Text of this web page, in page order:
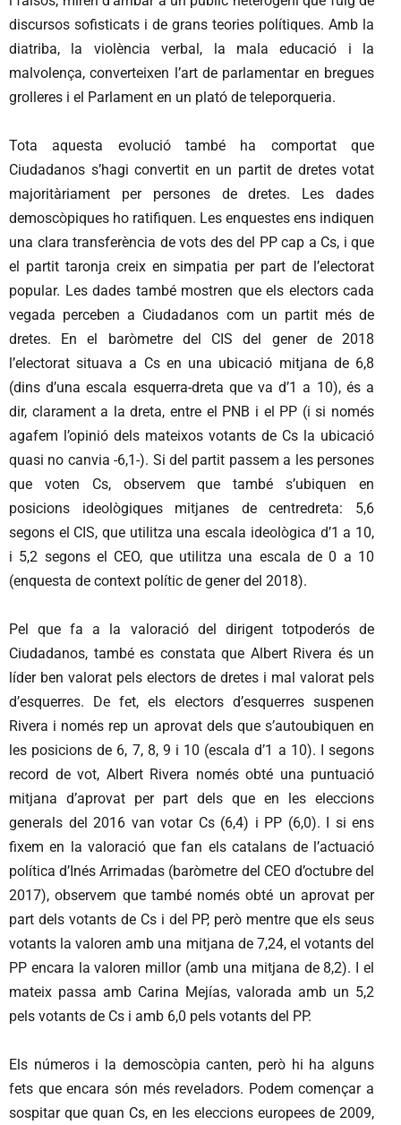
discursos sofisticats i de grans teories polítiques. Amb la
diatriba, la violència verbal, la mala educació i la
malvolença, converteixen l’art de parlamentar en bregues
grolleres i el Parlament en un plató de teleporqueria.
Tota aquesta evolució també ha comportat que
Ciudadanos s’hagi convertit en un partit de dretes votat
majoritàriament per persones de dretes. Les dades
demoscòpiques ho ratifiquen. Les enquestes ens indiquen
una clara transferència de vots des del PP cap a Cs, i que
el partit taronja creix en simpatia per part de l’electorat
popular. Les dades també mostren que els electors cada
vegada perceben a Ciudadanos com un partit més de
dretes. En el baròmetre del CIS del gener de 2018
l’electorat situava a Cs en una ubicació mitjana de 6,8
(dins d’una escala esquerra-dreta que va d’1 a 10), és a
dir, clarament a la dreta, entre el PNB i el PP (i si només
agafem l’opinió dels mateixos votants de Cs la ubicació
quasi no canvia -6,1-). Si del partit passem a les persones
que voten Cs, observem que també s’ubiquen en
posicions ideològiques mitjanes de centredreta: 5,6
segons el CIS, que utilitza una escala ideològica d’1 a 10,
i 5,2 segons el CEO, que utilitza una escala de 0 a 10
(enquesta de context polític de gener del 2018).
Pel que fa a la valoració del dirigent totpoderós de
Ciudadanos, també es constata que Albert Rivera és un
líder ben valorat pels electors de dretes i mal valorat pels
d’esquerres. De fet, els electors d’esquerres suspenen
Rivera i només rep un aprovat dels que s’autoubiquen en
les posicions de 6, 7, 8, 9 i 10 (escala d’1 a 10). I segons
record de vot, Albert Rivera només obté una puntuació
mitjana d’aprovat per part dels que en les eleccions
generals del 2016 van votar Cs (6,4) i PP (6,0). I si ens
fixem en la valoració que fan els catalans de l’actuació
política d’Inés Arrimadas (baròmetre del CEO d’octubre del
2017), observem que també només obté un aprovat per
part dels votants de Cs i del PP, però mentre que els seus
votants la valoren amb una mitjana de 7,24, el votants del
PP encara la valoren millor (amb una mitjana de 8,2). I el
mateix passa amb Carina Mejías, valorada amb un 5,2
pels votants de Cs i amb 6,0 pels votants del PP.
Els números i la demoscòpia canten, però hi ha alguns
fets que encara són més reveladors. Podem començar a
sospitar que quan Cs, en les eleccions europees de 2009,